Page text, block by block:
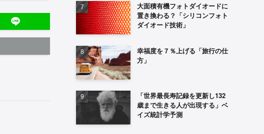
大面積有機フォトダイオードに
置き換わる？「シリコンフォト
ダイオード技術」
幸福度を７％上げる「旅行の仕
方」
「世界最長寿記録を更新し132
歳まで生きる人が出現する」ベ
イズ統計学予測